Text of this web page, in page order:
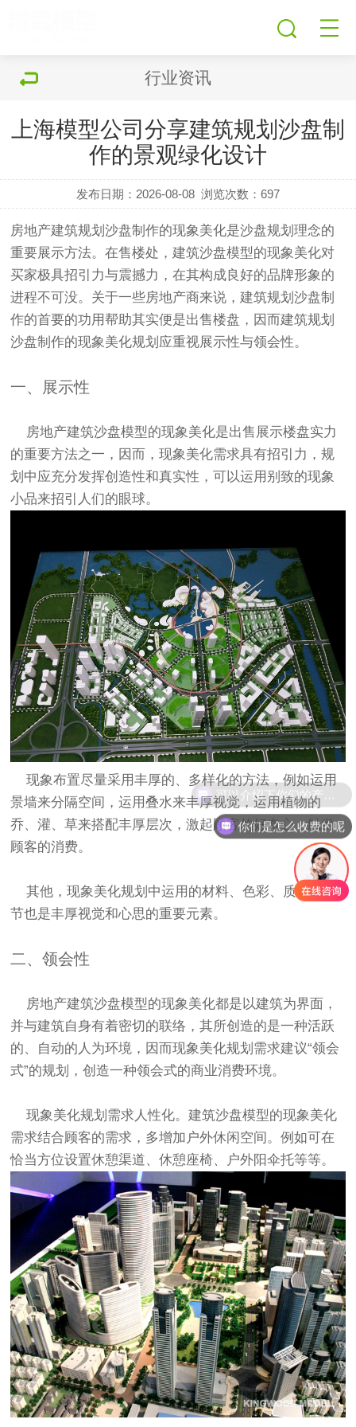
行业资讯
上海模型公司分享建筑规划沙盘制
作的景观绿化设计
发布日期：2026-08-08 浏览次数：697
房地产建筑规划沙盘制作的现象美化是沙盘规划理念的
重要展示方法。在售楼处，建筑沙盘模型的现象美化对
买家极具招引力与震撼力，在其构成良好的品牌形象的
进程不可没。关于一些房地产商来说，建筑规划沙盘制
作的首要的功用帮助其实便是出售楼盘，因而建筑规划
沙盘制作的现象美化规划应重视展示性与领会性。
一、展示性
房地产建筑沙盘模型的现象美化是出售展示楼盘实力
的重要方法之一，因而，现象美化需求具有招引力，规
划中应充分发挥创造性和真实性，可以运用别致的现象
小品来招引人们的眼球。
现象布置尽量采用丰厚的、多样化的方法，例如运用
景墙来分隔空间，运用叠水来丰厚视觉，运用植物的
乔、灌、草来搭配丰厚层次，激起顾客的好奇心，触发
顾客的消费。
其他，现象美化规划中运用的材料、色彩、质感等细
节也是丰厚视觉和心思的重要元素。
二、领会性
房地产建筑沙盘模型的现象美化都是以建筑为界面，
并与建筑自身有着密切的联络，其所创造的是一种活跃
的、自动的人为环境，因而现象美化规划需求建议“领会
式”的规划，创造一种领会式的商业消费环境。
现象美化规划需求人性化。建筑沙盘模型的现象美化
需求结合顾客的需求，多增加户外休闲空间。例如可在
恰当方位设置休憩渠道、休憩座椅、户外阳伞托等等。
可以介绍下你们的产品么
你们是怎么收费的呢